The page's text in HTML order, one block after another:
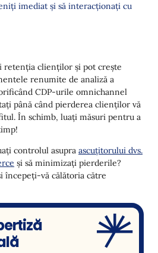
imediat și să interacționați cu
retenția clienților și pot crește
renumite de analiză a
CDP-urile omnichannel
până când pierderea clienților vă
În schimb, luați măsuri pentru a
controlul asupra ascuțitorului dvs.
și să minimizați pierderile?
începeți-vă călătoria către